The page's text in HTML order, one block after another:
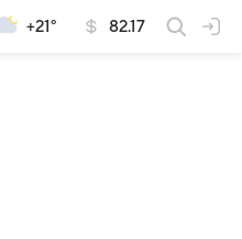
+21° 82.17